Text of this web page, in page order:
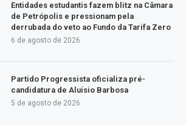
Entidades estudantis fazem blitz na Câmara
de Petrópolis e pressionam pela
derrubada do veto ao Fundo da Tarifa Zero
6 de agosto de 2026
Partido Progressista oficializa pré-
candidatura de Aluísio Barbosa
5 de agosto de 2026